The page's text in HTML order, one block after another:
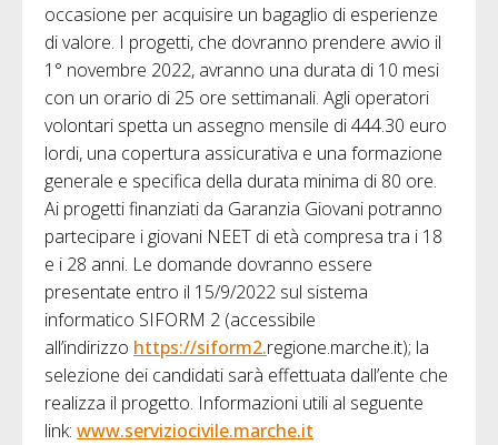
occasione per acquisire un bagaglio di esperienze
di valore. I progetti, che dovranno prendere avvio il
1° novembre 2022, avranno una durata di 10 mesi
con un orario di 25 ore settimanali. Agli operatori
volontari spetta un assegno mensile di 444.30 euro
lordi, una copertura assicurativa e una formazione
generale e specifica della durata minima di 80 ore.
Ai progetti finanziati da Garanzia Giovani potranno
partecipare i giovani NEET di età compresa tra i 18
e i 28 anni. Le domande dovranno essere
presentate entro il 15/9/2022 sul sistema
informatico SIFORM 2 (accessibile
all’indirizzo https://siform2.regione.marche.it); la
selezione dei candidati sarà effettuata dall’ente che
realizza il progetto. Informazioni utili al seguente
link: www.serviziocivile.marche.it